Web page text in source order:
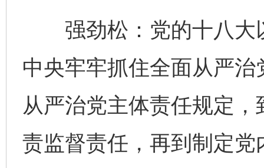
强劲松：党的十八大
中央牢牢抓住全面从严治
从严治党主体责任规定
责监督责任，再到制定